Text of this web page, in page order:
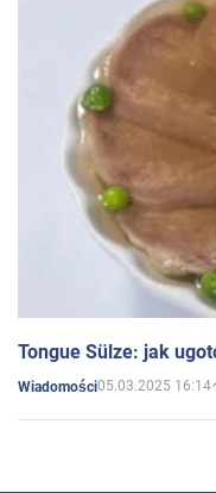
Tongue Sülze: jak
Wiadomości05.03.2025 16:14